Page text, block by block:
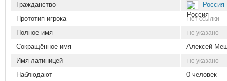
Гражданство
Россия
Прототип игрока
нет ссылки
Полное имя не указано
Сокращённое имя
Алексей
Имя латиницей
не указано
Наблюдают 0 человек